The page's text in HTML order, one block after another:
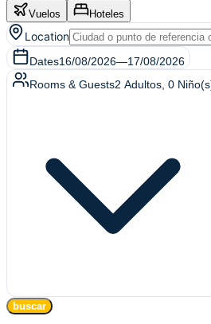
Vuelos Hoteles
Location
Dates16/08/2026—17/08/2026
Rooms & Guests2 Adultos 0
buscar